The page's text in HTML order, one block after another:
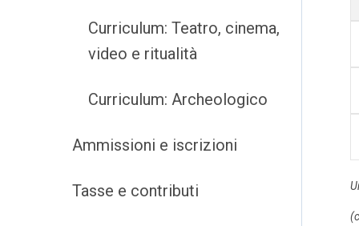
Curriculum: Teatro, cinema,
video e ritualità
Curriculum: Archeologico
Ammissioni e iscrizioni
Tasse e contributi